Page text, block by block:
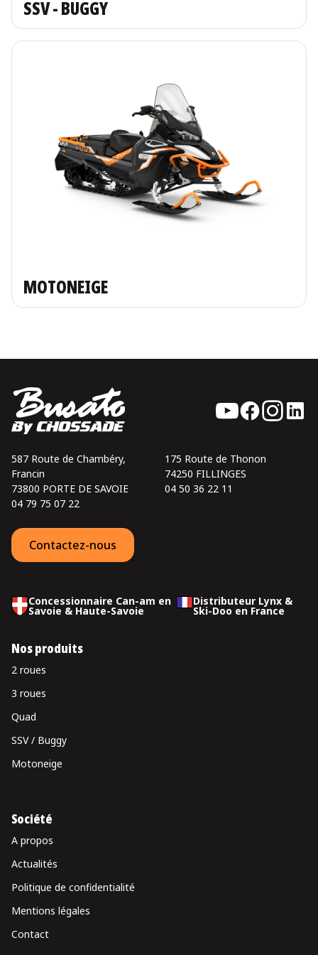
SSV - BUGGY
MOTONEIGE
587 Route de Chambéry,
Francin
73800 PORTE DE SAVOIE
04 79 75 07 22
175 Route de Thonon
74250 FILLINGES
04 50 36 22 11
Contactez-nous
Concessionnaire Can-am en
Savoie & Haute-Savoie
Distributeur Lynx &
Ski-Doo en France
Nos produits
2 roues
3 roues
Quad
SSV / Buggy
Motoneige
Société
A propos
Actualités
Politique de confidentialité
Mentions légales
Contact